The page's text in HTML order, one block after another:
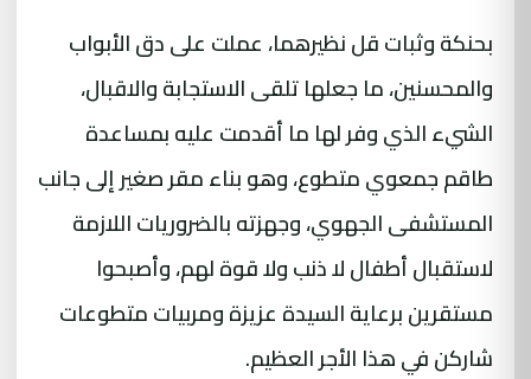
بحنكة وثبات قل نظيرهما، عملت على دق الأبواب
والمحسنين، ما جعلها تلقى الاستجابة والاقبال،
الشيء الذي وفر لها ما أقدمت عليه بمساعدة
طاقم جمعوي متطوع، وهو بناء مقر صغير إلى جانب
المستشفى الجهوي، وجهزته بالضروريات اللازمة
لاستقبال أطفال لا ذنب ولا قوة لهم، وأصبحوا
مستقرين برعاية السيدة عزيزة ومربيات متطوعات
شاركن في هذا الأجر العظيم.